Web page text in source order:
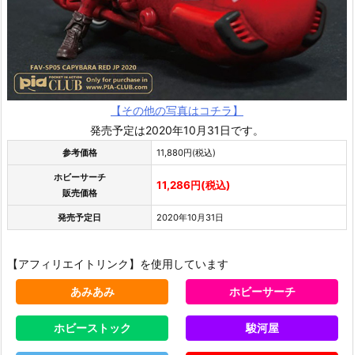
【その他の写真はコチラ】
発売予定は2020年10月31日です。
参考価格 11,880円(税込)
ホビーサーチ
販売価格
11,286円(税込)
発売予定日 2020年10月31日
【アフィリエイトリンク】を使用しています
あみあみ ホビーサーチ
ホビーストック 駿河屋